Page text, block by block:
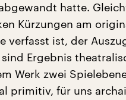
hatte.
Kürzungen am
verfasst ist, der
Ergebnis
Werk zwei
primitiv, für uns